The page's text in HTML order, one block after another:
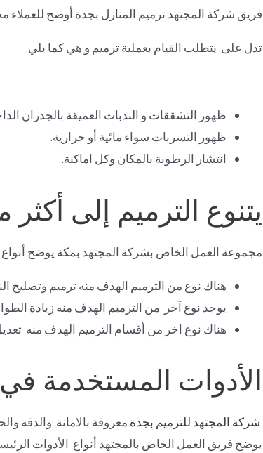
فريق شركة المجتهد ترميم المنازل بجدة أوضح
تدل على يتطلب القيام بعملية ترميم و هي كما يلي.
ظهور التشققات و الندبات العميقة بالجدران
ظهور التسربات سواء مائية أو حرارية.
انتشار الرطوبة بالمكان وكل اماكنة.
يتنوع الترميم إلى
مجموعة العمل الخاص بشركة المجتهد بمكة يوضح أنواع
هناك نوع من الترميم الهدف منه ترميم وتصليح
يوجد نوع آخر من الترميم الهدف منه زيادة
هناك نوع اخر من أقسام الترميم الهدف منه
الأدوات المستخدمة
شركة المجتهد للترميم بجدة معروفة بالامانة والدقة
يوضح فريق العمل الخاص بالمجتهد أنواع الأدوات